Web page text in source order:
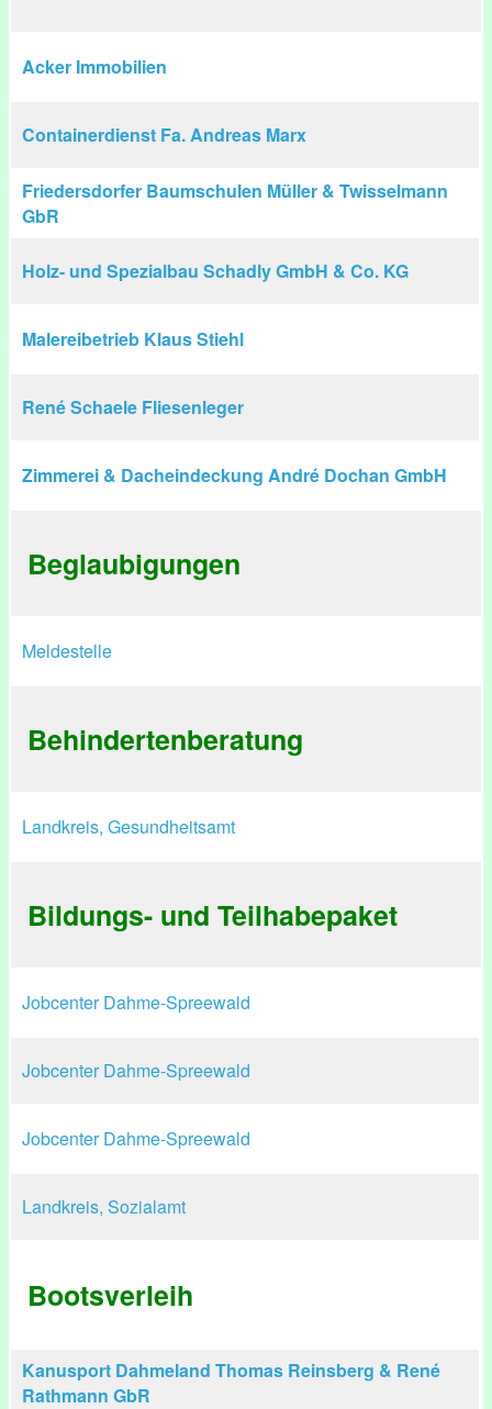
Acker Immobilien
Containerdienst Fa. Andreas Marx
Friedersdorfer Baumschulen Müller & Twisselmann
GbR
Holz- und Spezialbau Schadly GmbH & Co. KG
Malereibetrieb Klaus Stiehl
René Schaele Fliesenleger
Zimmerei & Dacheindeckung André Dochan GmbH
Beglaubigungen
Meldestelle
Behindertenberatung
Landkreis, Gesundheitsamt
Bildungs- und Teilhabepaket
Jobcenter Dahme-Spreewald
Jobcenter Dahme-Spreewald
Jobcenter Dahme-Spreewald
Landkreis, Sozialamt
Bootsverleih
Kanusport Dahmeland Thomas Reinsberg & René
Rathmann GbR